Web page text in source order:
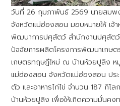
วันที่ 26 กุมภาพันธ์ 2569 นายส
จังหวัดแม่ฮ่องสอน มอบหมายให้ เจ้
พัฒนาการปศุสัตว์ สำนักงานปศุสัต
ปัจจัยการผลิตโครงการพัฒนาเกษ
เกษตรทฤษฎีใหม่ ณ บ้านห้วยปูลิง ห
แม่ฮ่องสอน จังหวัดแม่ฮ่องสอน ปร
ตัว และอาหารไก่ไข่ จำนวน 187 กิโ
บ้านห้วยปูลิง เพื่อให้เกิดความมั่นคง